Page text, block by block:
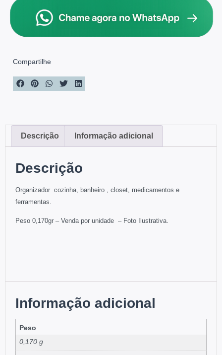
Compartilhe
Descrição Informação adicional
Descrição
Organizador cozinha, banheiro , closet, medicamentos e
ferramentas.
Peso 0,170gr – Venda por unidade – Foto Ilustrativa.
Informação adicional
Peso
0,170 g